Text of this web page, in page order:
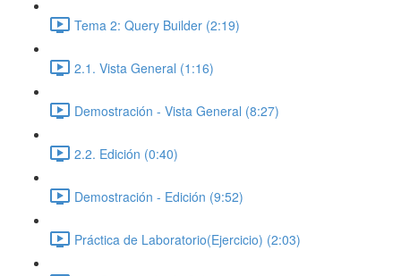
Tema 2: Query Builder (2:19)
2.1. Vista General (1:16)
Demostración - Vista General (8:27)
2.2. Edición (0:40)
Demostración - Edición (9:52)
Práctica de Laboratorio(Ejercicio) (2:03)